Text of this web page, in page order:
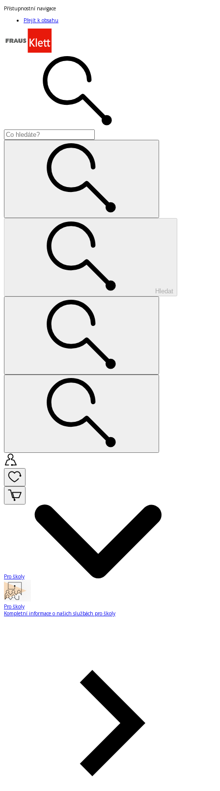
Přístupnostní navigace
Přejít k obsahu
Hledat
Pro školy
Pro školy
Kompletní informace o našich službách pro školy